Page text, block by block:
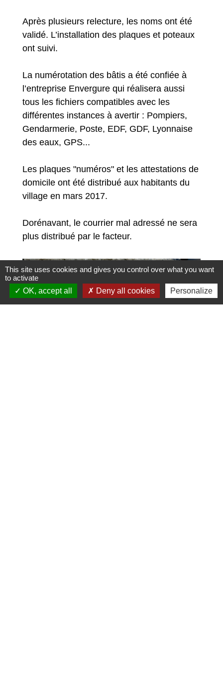
Après plusieurs relecture, les noms ont été
validé. L’installation des plaques et poteaux
ont suivi.
La numérotation des bâtis a été confiée à
l’entreprise Envergure qui réalisera aussi
tous les fichiers compatibles avec les
différentes instances à avertir : Pompiers,
Gendarmerie, Poste, EDF, GDF, Lyonnaise
des eaux, GPS...
Les plaques "numéros" et les attestations de
domicile ont été distribué aux habitants du
village en mars 2017.
Dorénavant, le courrier mal adressé ne sera
plus distribué par le facteur.
This site uses cookies and gives you control over what you want
to activate
OK, accept all
Deny all cookies Personalize